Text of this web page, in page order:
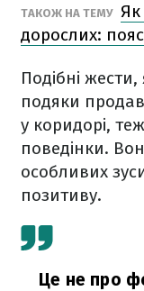
ТАКОЖ НА ТЕМУ Як
дорослих:
Подібні
подяки
у коридорі,
поведінки.
особливих
позитиву.
Це не про